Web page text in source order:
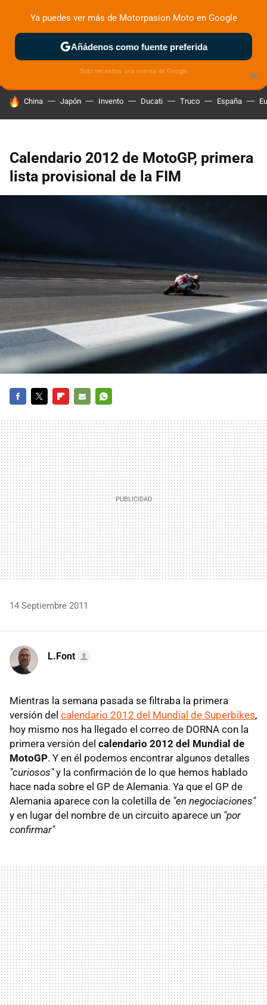
ZONA DE PRUEBAS DEPORTIVAS MOTOS ELÉCTRICAS
HOY SE HABLA DE
China Japón Invento Ducati Truco España
Calendario 2012 de MotoGP, primera
lista provisional de la FIM
MAIL
14 Septiembre 2011
L.Font
Mientras la semana pasada se filtraba la primera
versión del calendario 2012 del Mundial de Superbikes,
hoy mismo nos ha llegado el correo de DORNA con la
primera versión del calendario 2012 del Mundial de
MotoGP. Y en él podemos encontrar algunos detalles
"curiosos"y la confirmación de lo que hemos hablado
hace nada sobre el GP de Alemania. Ya que el GP de
Alemania aparece con la coletilla de "en negociaciones"
y en lugar del nombre de un circuito aparece un "por
confirmar"
×
Ya puedes ver más de Motorpasion Moto en Google
Añádenos como fuente preferida
Solo necesitas una cuenta de Google